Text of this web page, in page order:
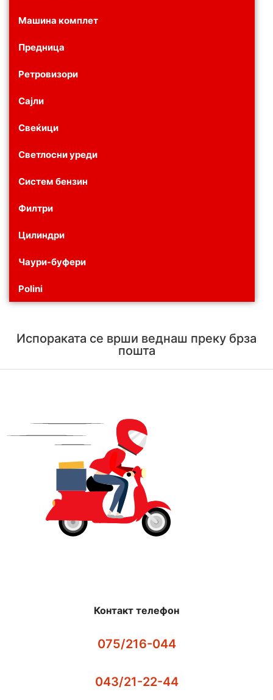
Машина комплет
Предница
Ретровизори
Сајли
Свеќици
Светлосни уреди
Систем бензин
Филтри
Цилиндри
Чаури-буфери
Polini
Испораката се врши веднаш преку брза
пошта
Контакт телефон
075/216-044
043/21-22-44